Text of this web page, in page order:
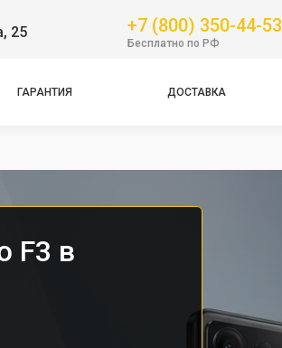
25 +7 (800) 350-44-53
Бесплатно по РФ
ГАРАНТИЯ ДОСТАВКА
F3 в